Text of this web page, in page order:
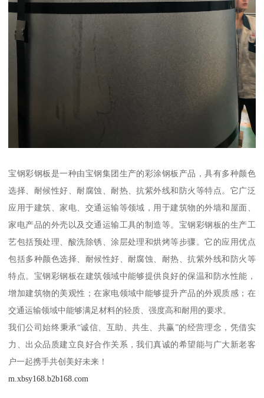
宝钢彩钢板是一种由宝钢集团生产的彩涂钢板产品，具有多种颜色
选择、耐候性好、耐腐蚀、耐热、抗紫外线和防火等特点。它广泛
应用于建筑、家电、交通运输等领域，用于建筑物的外墙和屋面、
家电产品的外壳以及交通运输工具的制造等。宝钢彩钢板的生产工
艺包括预处理、酸洗除锈、涂层处理和烘烤等步骤。它的应用优点
包括多种颜色选择、耐候性好、耐腐蚀、耐热、抗紫外线和防火等
特点。宝钢彩钢板在建筑领域中能够提供良好的保温和防水性能，
增加建筑物的美观性；在家电领域中能够提升产品的外观质感；在
交通运输领域中能够满足材料的轻质、强度高和耐用的要求。
我们公司始终秉承“诚信、互助、共生、共赢”的经营理念，凭借实
力、出众品质建立良好合作关系，我们真诚的希望能与广大新老客
户一起携手共创美好未来！
m.xbsy168.b2b168.com